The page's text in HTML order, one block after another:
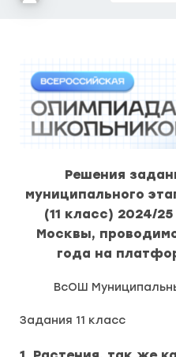
Решения
муниципального
(11 класс) 2024/
Москвы,
года на
ВсОШ
Задания 11 класс